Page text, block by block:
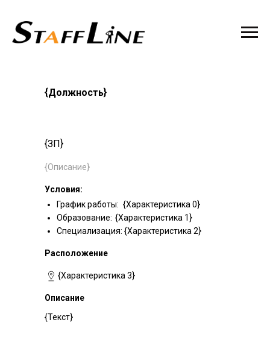
{Должность}
{ЗП}
Описание
{Текст}
Условия:
График работы:
Образование:
Специализация:
{Характеристика 0}
{Характеристика 1}
{Характеристика 2}
{Описание}
Расположение
{Характеристика 3}